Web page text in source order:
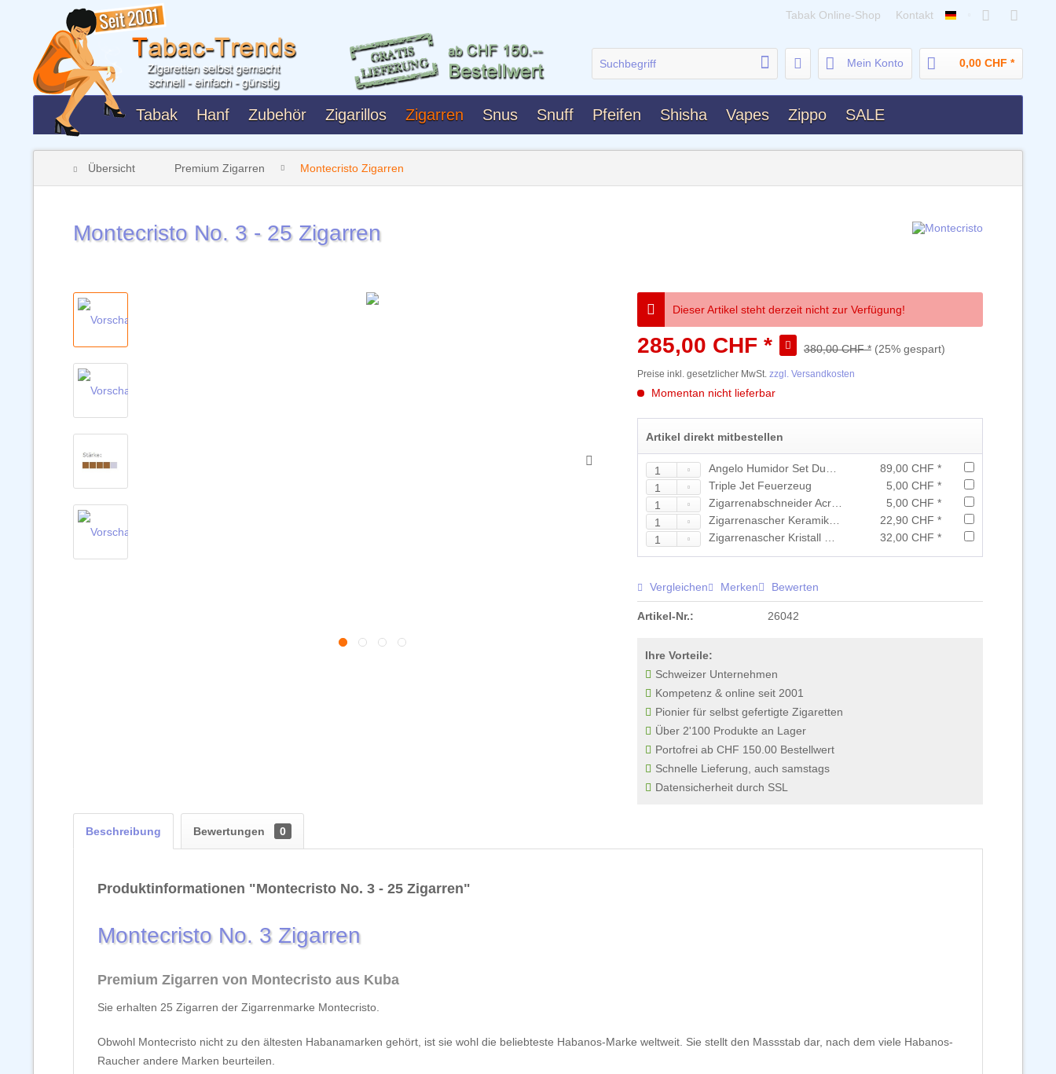
Tabak Online-Shop Kontakt Deutsch
Mein Konto 0,00 CHF *
Tabak Hanf Zubehör Zigarillos Zigarren Snus Snuff Pfeifen Shisha Vapes Zippo SALE
Übersicht Premium Zigarren Montecristo Zigarren
Montecristo No. 3 - 25 Zigarren
Dieser Artikel steht derzeit nicht zur Verfügung!
285,00 CHF * 380,00 CHF * (25% gespart)
Preise inkl. gesetzlicher MwSt. zzgl. Versandkosten
Momentan nicht lieferbar
Artikel direkt mitbestellen
89,00 CHF *
Triple Jet Feuerzeug
5,00 CHF *
Zigarrenabschneider Acryl assortiert
5,00 CHF *
Zigarrenascher Keramik Schwarz
22,90 CHF *
32,00 CHF *
Vergleichen Merken Bewerten
Artikel-Nr.: 26042
Ihre Vorteile:
Schweizer Unternehmen
Kompetenz & online seit 2001
Pionier für selbst gefertigte Zigaretten
Über 2'100 Produkte an Lager
Portofrei ab CHF 150.00 Bestellwert
Schnelle Lieferung, auch samstags
Datensicherheit durch SSL
Beschreibung Bewertungen 0
Produktinformationen "Montecristo No. 3 - 25 Zigarren"
Montecristo No. 3 Zigarren
Premium Zigarren von Montecristo aus Kuba
Sie erhalten 25 Zigarren der Zigarrenmarke Montecristo.
Obwohl Montecristo nicht zu den ältesten Habanamarken gehört, ist sie wohl die beliebteste Habanos-Marke weltweit. Sie stellt den Massstab dar, nach dem viele Habanos-
Raucher andere Marken beurteilen.